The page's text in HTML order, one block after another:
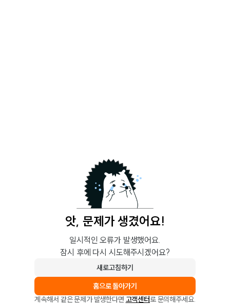
앗, 문제가 생겼어요!
일시적인 오류가 발생했어요.
잠시 후에 다시 시도해주시겠어요?
새로고침하기
홈으로 돌아가기
계속해서 같은 문제가 발생한다면 고객센터로 문의해주세요.